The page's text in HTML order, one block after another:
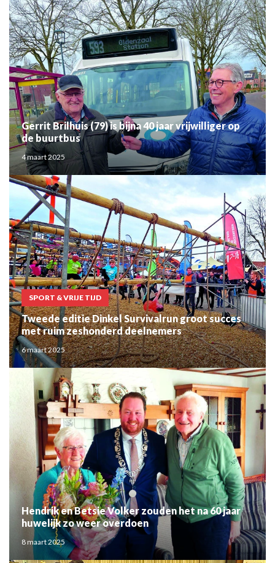
Gerrit Brilhuis (79) is bijna 40 jaar vrijwilliger op
de buurtbus
4 maart 2025
SPORT & VRIJE TIJD
Tweede editie Dinkel Survivalrun groot succes
met ruim zeshonderd deelnemers
6 maart 2025
Hendrik en Betsie Volker zouden het na 60 jaar
huwelijk zo weer overdoen
8 maart 2025